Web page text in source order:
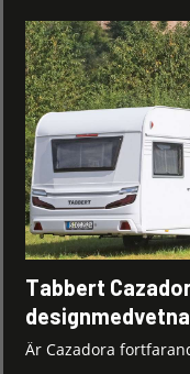
Tabbert
designmedvetna
Är Cazadora